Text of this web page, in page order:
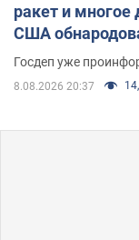
ракет и многое
США
Госдеп уже
8.08.2026 20:37